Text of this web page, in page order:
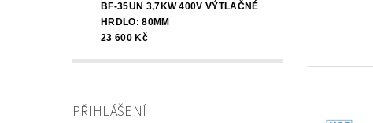
BF-35UN 3,7KW 400V VÝTLAČNÉ
HRDLO: 80MM
23 600 Kč
PŘIHLÁŠENÍ